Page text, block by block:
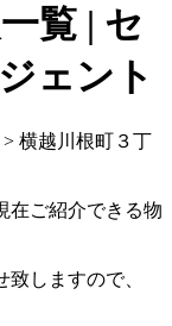
覧 | セ
ェント
> 横越川根町３丁
在ご紹介できる物
しますので、